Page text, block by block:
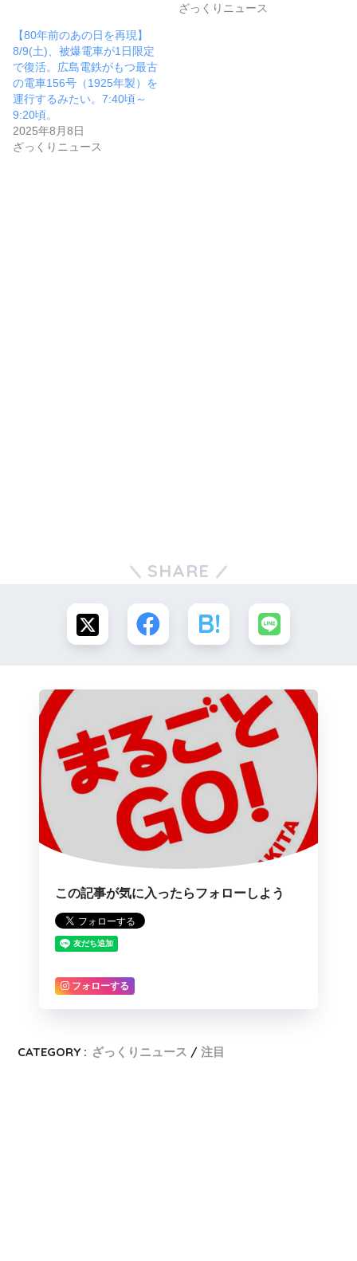
ざっくりニュース
【80年前のあの日を再現】
8/9(土)、被爆電車が1日限定
で復活。広島電鉄がもつ最古
の電車156号（1925年製）を
運行するみたい。7:40頃～
9:20頃。
2025年8月8日
ざっくりニュース
SHARE
この記事が気に入ったらフォローしよう
フォローする
CATEGORY : ざっくりニュース 注目